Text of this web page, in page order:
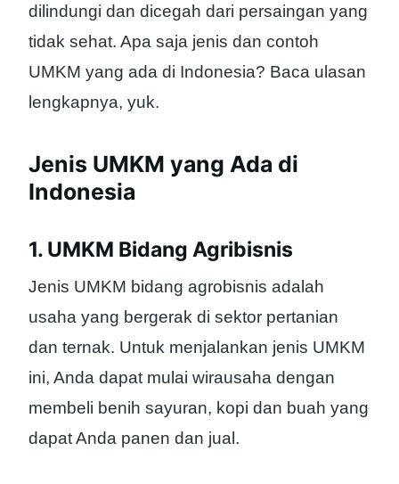
dilindungi dan dicegah dari persaingan yang
tidak sehat. Apa saja jenis dan contoh
UMKM yang ada di Indonesia? Baca ulasan
lengkapnya, yuk.
Jenis UMKM yang Ada di
Indonesia
1. UMKM Bidang Agribisnis
Jenis UMKM bidang agrobisnis adalah
usaha yang bergerak di sektor pertanian
dan ternak. Untuk menjalankan jenis UMKM
ini, Anda dapat mulai wirausaha dengan
membeli benih sayuran, kopi dan buah yang
dapat Anda panen dan jual.